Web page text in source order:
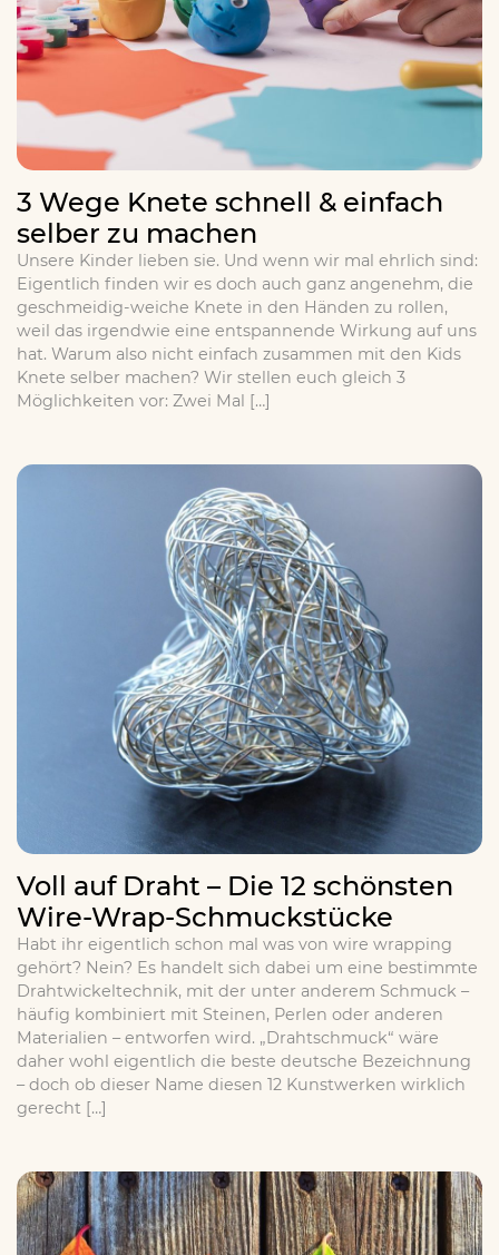
3 Wege Knete schnell & einfach
selber zu machen
Unsere Kinder lieben sie. Und wenn wir mal ehrlich sind:
Eigentlich finden wir es doch auch ganz angenehm, die
geschmeidig-weiche Knete in den Händen zu rollen,
weil das irgendwie eine entspannende Wirkung auf uns
hat. Warum also nicht einfach zusammen mit den Kids
Knete selber machen? Wir stellen euch gleich 3
Möglichkeiten vor: Zwei Mal […]
Voll auf Draht – Die 12 schönsten
Wire-Wrap-Schmuckstücke
Habt ihr eigentlich schon mal was von wire wrapping
gehört? Nein? Es handelt sich dabei um eine bestimmte
Drahtwickeltechnik, mit der unter anderem Schmuck –
häufig kombiniert mit Steinen, Perlen oder anderen
Materialien – entworfen wird. „Drahtschmuck“ wäre
daher wohl eigentlich die beste deutsche Bezeichnung
– doch ob dieser Name diesen 12 Kunstwerken wirklich
gerecht […]